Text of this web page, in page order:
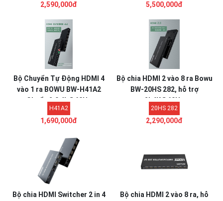
2,590,000đ 5,500,000đ
Bộ Chuyển Tự Động HDMI 4
vào 1 ra BOWU BW-H41A2
Chuẩn 2.0 4k@60Hz
H41A2
1,690,000đ
Bộ chia HDMI 2 vào 8 ra Bowu
BW-20HS 282, hỗ trợ
2k4K@60Hz
20HS 282
2,290,000đ
Bộ chia HDMI Switcher 2 in 4
Bộ chia HDMI 2 vào 8 ra, hỗ